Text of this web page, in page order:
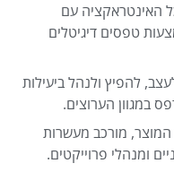
האינטראקציה עם
טפסים דיגיטלים
להפיץ ולנהל ביעילות
במגוון הערוצים.
מורכב מעשרות
ומנהלי פרוייקטים.